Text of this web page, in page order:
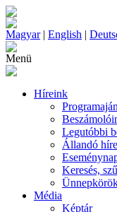
Magyar| English |
Menü
Híreink
Legutóbbi
Állandó
Keresés,
Média
Képtár